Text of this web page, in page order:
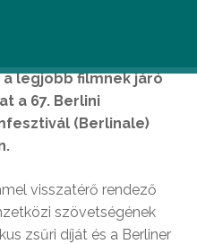
legjobb filmnek járó
a 67. Berlini
(Berlinale)
visszatérő rendező
szövetségének
zsűri díját és a Berliner